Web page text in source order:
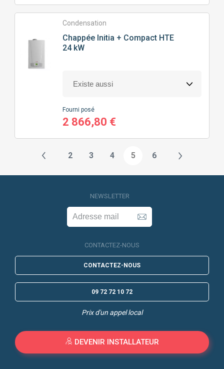
Condensation
Chappée Initia + Compact HTE
24 kW
Fourni posé
2 866,80 €
2 3 4 5 6
NEWSLETTER
CONTACTEZ-NOUS
CONTACTEZ-NOUS
09 72 72 10 72
Prix d'un appel local
DEVENIR INSTALLATEUR